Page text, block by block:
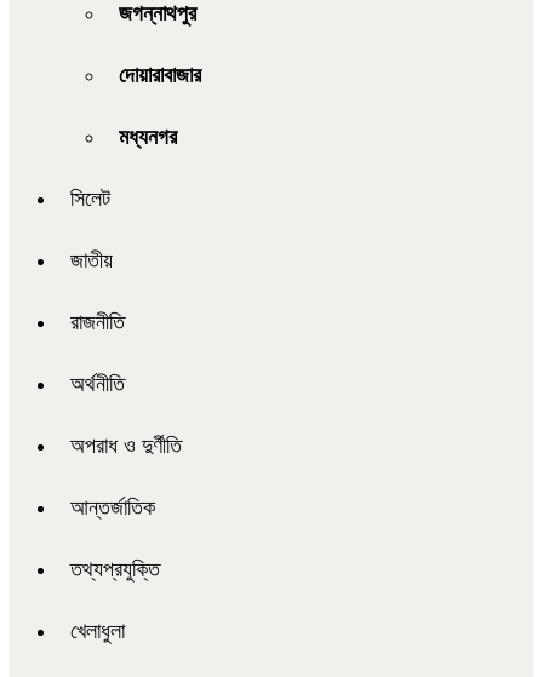
জগন্নাথপুর
দোয়ারাবাজার
মধ্যনগর
সিলেট
জাতীয়
রাজনীতি
অর্থনীতি
অপরাধ ও দুর্ণীতি
আন্তর্জাতিক
তথ্যপ্রযুক্তি
খেলাধুলা